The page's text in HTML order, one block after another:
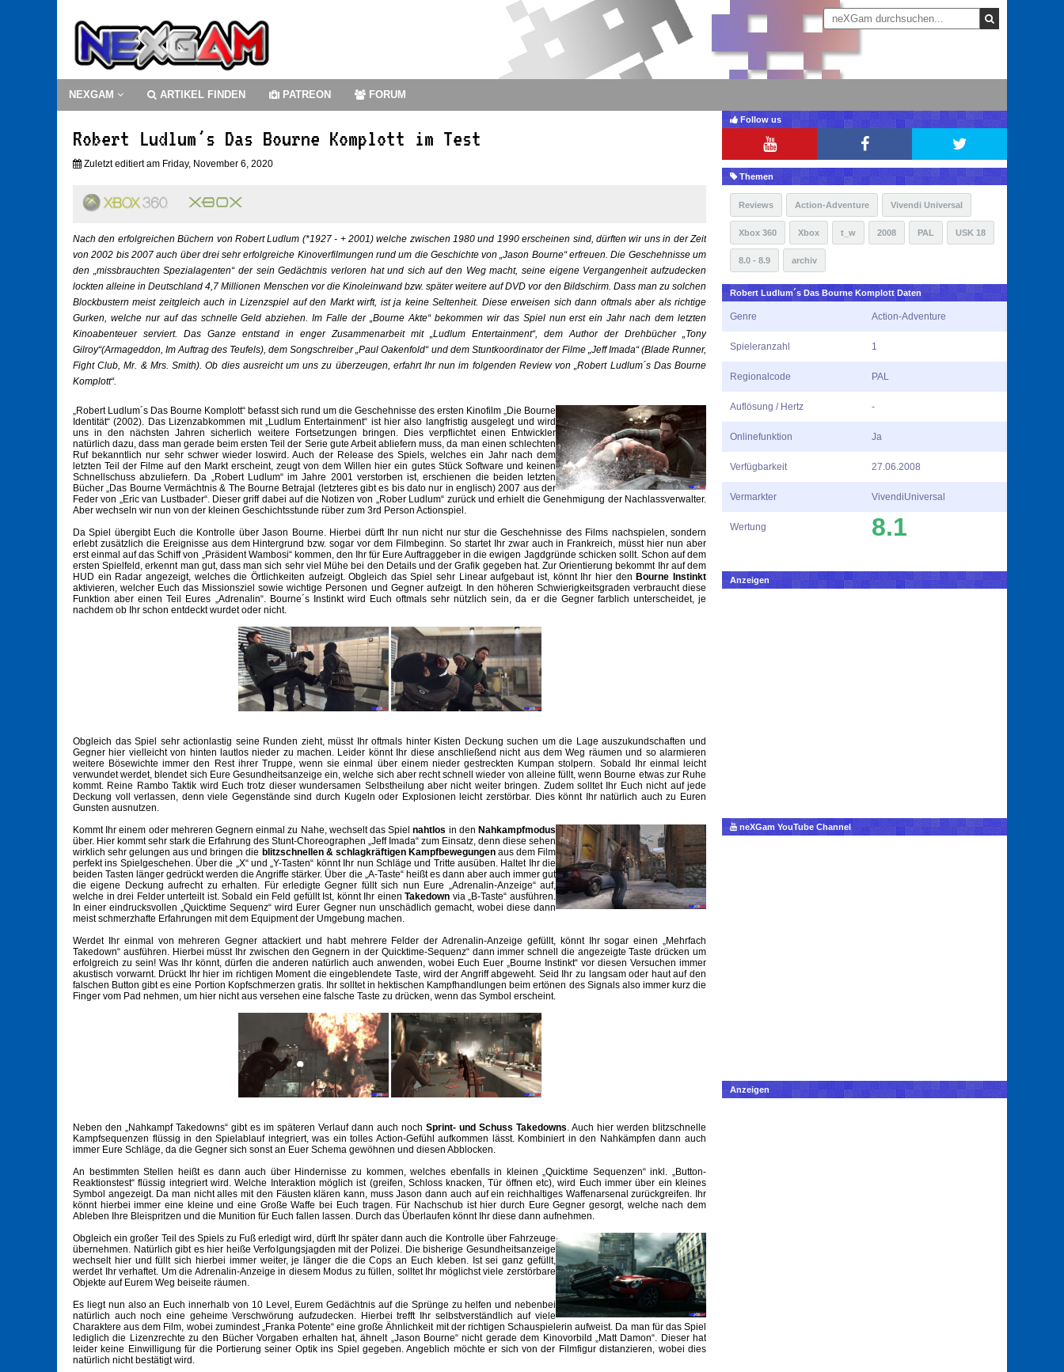
NEXGAM ARTIKEL FINDEN PATREON FORUM
Robert Ludlum´s Das Bourne Komplott im Test
Zuletzt editiert am Friday, November 6, 2020
Nach den erfolgreichen Büchern von Robert Ludlum (*1927 - + 2001) welche zwischen 1980 und 1990 erscheinen sind, dürften wir uns in der Zeit
von 2002 bis 2007 auch über drei sehr erfolgreiche Kinoverfilmungen rund um die Geschichte von „Jason Bourne“ erfreuen. Die Geschehnisse um
den „missbrauchten Spezialagenten“ der sein Gedächtnis verloren hat und sich auf den Weg macht, seine eigene Vergangenheit aufzudecken
lockten alleine in Deutschland 4,7 Millionen Menschen vor die Kinoleinwand bzw. später weitere auf DVD vor den Bildschirm. Dass man zu solchen
Blockbustern meist zeitgleich auch in Lizenzspiel auf den Markt wirft, ist ja keine Seltenheit. Diese erweisen sich dann oftmals aber als richtige
Gurken, welche nur auf das schnelle Geld abziehen. Im Falle der „Bourne Akte“ bekommen wir das Spiel nun erst ein Jahr nach dem letzten
Kinoabenteuer serviert. Das Ganze entstand in enger Zusammenarbeit mit „Ludlum Entertainment“, dem Author der Drehbücher „Tony
Gilroy“(Armageddon, Im Auftrag des Teufels), dem Songschreiber „Paul Oakenfold“ und dem Stuntkoordinator der Filme „Jeff Imada“ (Blade Runner,
Fight Club, Mr. & Mrs. Smith). Ob dies ausreicht um uns zu überzeugen, erfahrt Ihr nun im folgenden Review von „Robert Ludlum´s Das Bourne
Komplott“.
„Robert Ludlum´s Das Bourne Komplott“ befasst sich rund um die Geschehnisse des ersten Kinofilm „Die Bourne
Identität“ (2002). Das Lizenzabkommen mit „Ludlum Entertainment“ ist hier also langfristig ausgelegt und wird
uns in den nächsten Jahren sicherlich weitere Fortsetzungen bringen. Dies verpflichtet einen Entwickler
natürlich dazu, dass man gerade beim ersten Teil der Serie gute Arbeit abliefern muss, da man einen schlechten
Ruf bekanntlich nur sehr schwer wieder loswird. Auch der Release des Spiels, welches ein Jahr nach dem
letzten Teil der Filme auf den Markt erscheint, zeugt von dem Willen hier ein gutes Stück Software und keinen
Schnellschuss abzuliefern. Da „Robert Ludlum“ im Jahre 2001 verstorben ist, erschienen die beiden letzten
Bücher „Das Bourne Vermächtnis & The Bourne Betrajal (letzteres gibt es bis dato nur in englisch) 2007 aus der
Feder von „Eric van Lustbader“. Dieser griff dabei auf die Notizen von „Rober Ludlum“ zurück und erhielt die Genehmigung der Nachlassverwalter.
Aber wechseln wir nun von der kleinen Geschichtsstunde rüber zum 3rd Person Actionspiel.
Da Spiel übergibt Euch die Kontrolle über Jason Bourne. Hierbei dürft Ihr nun nicht nur stur die Geschehnisse des Films nachspielen, sondern
erlebt zusätzlich die Ereignisse aus dem Hintergrund bzw. sogar vor dem Filmbeginn. So startet Ihr zwar auch in Frankreich, müsst hier nun aber
erst einmal auf das Schiff von „Präsident Wambosi“ kommen, den Ihr für Eure Auftraggeber in die ewigen Jagdgründe schicken sollt. Schon auf dem
ersten Spielfeld, erkennt man gut, dass man sich sehr viel Mühe bei den Details und der Grafik gegeben hat. Zur Orientierung bekommt Ihr auf dem
HUD ein Radar angezeigt, welches die Örtlichkeiten aufzeigt. Obgleich das Spiel sehr Linear aufgebaut ist, könnt Ihr hier den Bourne Instinkt
aktivieren, welcher Euch das Missionsziel sowie wichtige Personen und Gegner aufzeigt. In den höheren Schwierigkeitsgraden verbraucht diese
Funktion aber einen Teil Eures „Adrenalin“. Bourne´s Instinkt wird Euch oftmals sehr nützlich sein, da er die Gegner farblich unterscheidet, je
nachdem ob Ihr schon entdeckt wurdet oder nicht.
Obgleich das Spiel sehr actionlastig seine Runden zieht, müsst Ihr oftmals hinter Kisten Deckung suchen um die Lage auszukundschaften und
Gegner hier vielleicht von hinten lautlos nieder zu machen. Leider könnt Ihr diese anschließend nicht aus dem Weg räumen und so alarmieren
weitere Bösewichte immer den Rest ihrer Truppe, wenn sie einmal über einem nieder gestreckten Kumpan stolpern. Sobald Ihr einmal leicht
verwundet werdet, blendet sich Eure Gesundheitsanzeige ein, welche sich aber recht schnell wieder von alleine füllt, wenn Bourne etwas zur Ruhe
kommt. Reine Rambo Taktik wird Euch trotz dieser wundersamen Selbstheilung aber nicht weiter bringen. Zudem solltet Ihr Euch nicht auf jede
Deckung voll verlassen, denn viele Gegenstände sind durch Kugeln oder Explosionen leicht zerstörbar. Dies könnt Ihr natürlich auch zu Euren
Gunsten ausnutzen.
Kommt Ihr einem oder mehreren Gegnern einmal zu Nahe, wechselt das Spielnahtlos in den Nahkampfmodus
über. Hier kommt sehr stark die Erfahrung des Stunt-Choreographen „Jeff Imada“ zum Einsatz, denn diese sehen
wirklich sehr gelungen aus und bringen die blitzschnellen & schlagkräftigen Kampfbewegungenaus dem Film
perfekt ins Spielgeschehen. Über die „X“ und „Y-Tasten“ könnt Ihr nun Schläge und Tritte ausüben. Haltet Ihr die
beiden Tasten länger gedrückt werden die Angriffe stärker. Über die „A-Taste“ heißt es dann aber auch immer gut
die eigene Deckung aufrecht zu erhalten. Für erledigte Gegner füllt sich nun Eure „Adrenalin-Anzeige“ auf,
welche in drei Felder unterteilt ist. Sobald ein Feld gefüllt Ist, könnt Ihr einenTakedown via „B-Taste“ ausführen.
In einer eindrucksvollen „Quicktime Sequenz“ wird Eurer Gegner nun unschädlich gemacht, wobei diese dann
meist schmerzhafte Erfahrungen mit dem Equipment der Umgebung machen.
Werdet Ihr einmal von mehreren Gegner attackiert und habt mehrere Felder der Adrenalin-Anzeige gefüllt, könnt Ihr sogar einen „Mehrfach
Takedown“ ausführen. Hierbei müsst Ihr zwischen den Gegnern in der Quicktime-Sequenz“ dann immer schnell die angezeigte Taste drücken um
erfolgreich zu sein! Was Ihr könnt, dürfen die anderen natürlich auch anwenden, wobei Euch Euer „Bourne Instinkt“ vor diesen Versuchen immer
akustisch vorwarnt. Drückt Ihr hier im richtigen Moment die eingeblendete Taste, wird der Angriff abgeweht. Seid Ihr zu langsam oder haut auf den
falschen Button gibt es eine Portion Kopfschmerzen gratis. Ihr solltet in hektischen Kampfhandlungen beim ertönen des Signals also immer kurz die
Finger vom Pad nehmen, um hier nicht aus versehen eine falsche Taste zu drücken, wenn das Symbol erscheint.
Neben den „Nahkampf Takedowns“ gibt es im späteren Verlauf dann auch noch Sprint- und Schuss Takedowns. Auch hier werden blitzschnelle
Kampfsequenzen flüssig in den Spielablauf integriert, was ein tolles Action-Gefühl aufkommen lässt. Kombiniert in den Nahkämpfen dann auch
immer Eure Schläge, da die Gegner sich sonst an Euer Schema gewöhnen und diesen Abblocken.
An bestimmten Stellen heißt es dann auch über Hindernisse zu kommen, welches ebenfalls in kleinen „Quicktime Sequenzen“ inkl. „Button-
Reaktionstest“ flüssig integriert wird. Welche Interaktion möglich ist (greifen, Schloss knacken, Tür öffnen etc), wird Euch immer über ein kleines
Symbol angezeigt. Da man nicht alles mit den Fäusten klären kann, muss Jason dann auch auf ein reichhaltiges Waffenarsenal zurückgreifen. Ihr
könnt hierbei immer eine kleine und eine Große Waffe bei Euch tragen. Für Nachschub ist hier durch Eure Gegner gesorgt, welche nach dem
Ableben Ihre Bleispritzen und die Munition für Euch fallen lassen. Durch das Überlaufen könnt Ihr diese dann aufnehmen.
Obgleich ein großer Teil des Spiels zu Fuß erledigt wird, dürft Ihr später dann auch die Kontrolle über Fahrzeuge
übernehmen. Natürlich gibt es hier heiße Verfolgungsjagden mit der Polizei. Die bisherige Gesundheitsanzeige
wechselt hier und füllt sich hierbei immer weiter, je länger die die Cops an Euch kleben. Ist sei ganz gefüllt,
werdet Ihr verhaftet. Um die Adrenalin-Anzeige in diesem Modus zu füllen, solltet Ihr möglichst viele zerstörbare
Objekte auf Eurem Weg beiseite räumen.
Es liegt nun also an Euch innerhalb von 10 Level, Eurem Gedächtnis auf die Sprünge zu helfen und nebenbei
natürlich auch noch eine geheime Verschwörung aufzudecken. Hierbei trefft Ihr selbstverständlich auf viele
Charaktere aus dem Film, wobei zumindest „Franka Potente“ eine große Ähnlichkeit mit der richtigen Schauspielerin aufweist. Da man für das Spiel
lediglich die Lizenzrechte zu den Bücher Vorgaben erhalten hat, ähnelt „Jason Bourne“ nicht gerade dem Kinovorbild „Matt Damon“. Dieser hat
leider keine Einwilligung für die Portierung seiner Optik ins Spiel gegeben. Angeblich möchte er sich von der Filmfigur distanzieren, wobei dies
natürlich nicht bestätigt wird.
Follow us
Themen
Reviews Action-Adventure Vivendi Universal
Xbox 360 Xbox t_w 2008 PAL USK 18
8.0 - 8.9 archiv
Robert Ludlum´s Das Bourne Komplott Daten
Genre Action-Adventure
Spieleranzahl 1
Regionalcode PAL
Auflösung / Hertz -
Onlinefunktion Ja
Verfügbarkeit 27.06.2008
Vermarkter VivendiUniversal
Wertung 8.1
Anzeigen
neXGam YouTube Channel
Anzeigen